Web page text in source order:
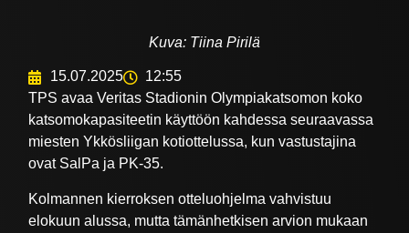
Kuva: Tiina Pirilä
15.07.2025
12:55
TPS avaa Veritas Stadionin Olympiakatsomon koko
katsomokapasiteetin käyttöön kahdessa seuraavassa
miesten Ykkösliigan kotiottelussa, kun vastustajina
ovat SalPa ja PK-35.
Kolmannen kierroksen otteluohjelma vahvistuu
elokuun alussa, mutta tämänhetkisen arvion mukaan